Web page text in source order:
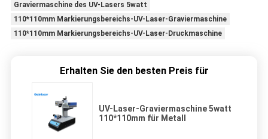
Graviermaschine des UV-Lasers 5watt
110*110mm Markierungsbereichs-UV-Laser-Graviermaschine
110*110mm Markierungsbereichs-UV-Laser-Druckmaschine
Erhalten Sie den besten Preis für
UV-Laser-Graviermaschine 5watt
110*110mm für Metall